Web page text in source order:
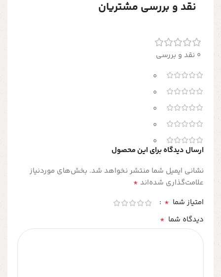
نقد و بررسی مشتریان
0 نقد و بررسی
0
0
0
0
0
ارسال دیدگاه برای این محصول
نشانی ایمیل شما منتشر نخواهد شد. بخش‌های موردنیاز
علامت‌گذاری شده‌اند *
امتیاز شما *
دیدگاه شما *